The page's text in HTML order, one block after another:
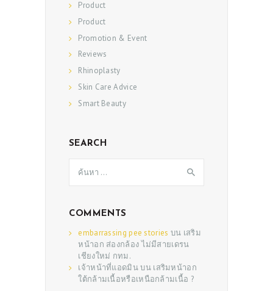
PATIENT REVIEWS
PRE & POST CAUTIONS
CONSULT & RESERVATION
Product
Product
Promotion & Event
Reviews
Rhinoplasty
Skin Care Advice
Smart Beauty
SEARCH
สำหรับ:
COMMENTS
embarrassing pee stories บน เสริม
หน้าอก ส่องกล้อง ไม่มีสายเดรน
เชียงใหม่ กทม.
เจ้าหน้าที่แอดมินบน เสริมหน้าอก
ใต้กล้ามเนื้อหรือเหนือกล้ามเนื้อ ?